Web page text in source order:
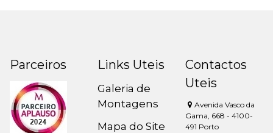
Parceiros Links Uteis
Galeria de
Montagens
Mapa do Site
Contactos
Uteis
Avenida Vasco da
Gama, 668 - 4100-
491 Porto